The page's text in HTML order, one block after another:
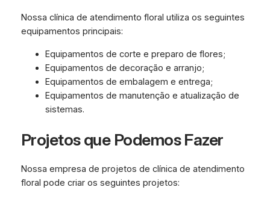
Nossa clínica de atendimento floral utiliza os seguintes
equipamentos principais:
Equipamentos de corte e preparo de flores;
Equipamentos de decoração e arranjo;
Equipamentos de embalagem e entrega;
Equipamentos de manutenção e atualização de
sistemas.
Projetos que Podemos Fazer
Nossa empresa de projetos de clínica de atendimento
floral pode criar os seguintes projetos: